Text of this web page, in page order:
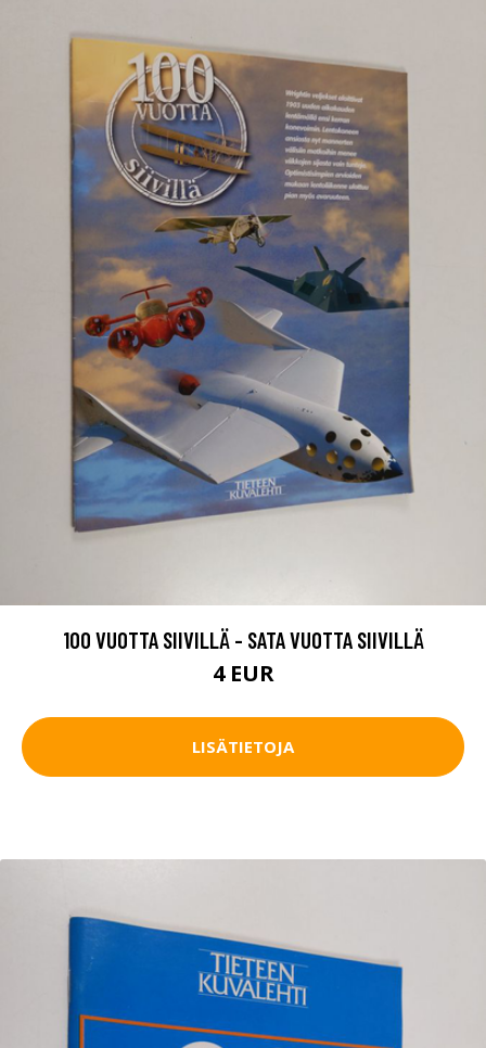
100 VUOTTA SIIVILLÄ - SATA VUOTTA SIIVILLÄ
4 EUR
LISÄTIETOJA